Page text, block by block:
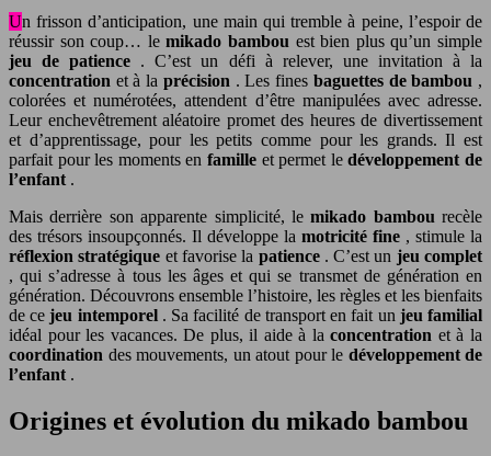
Un frisson d’anticipation, une main qui tremble à peine, l’espoir de
réussir son coup… lemikado bambou est bien plus qu’un simple
jeu de patience . C’est un défi à relever, une invitation à la
concentration et à la précision . Les fines baguettes de bambou ,
colorées et numérotées, attendent d’être manipulées avec adresse.
Leur enchevêtrement aléatoire promet des heures de divertissement
et d’apprentissage, pour les petits comme pour les grands. Il est
parfait pour les moments en famille et permet ledéveloppement de
l’enfant .
Mais derrière son apparente simplicité, lemikado bambou recèle
des trésors insoupçonnés. Il développe la motricité fine , stimule la
réflexion stratégique et favorise la patience . C’est un jeu complet
, qui s’adresse à tous les âges et qui se transmet de génération en
génération. Découvrons ensemble l’histoire, les règles et les bienfaits
de cejeu intemporel . Sa facilité de transport en fait un jeu familial
idéal pour les vacances. De plus, il aide à laconcentration et à la
coordination des mouvements, un atout pour le développement de
l’enfant .
Origines et évolution du mikado bambou